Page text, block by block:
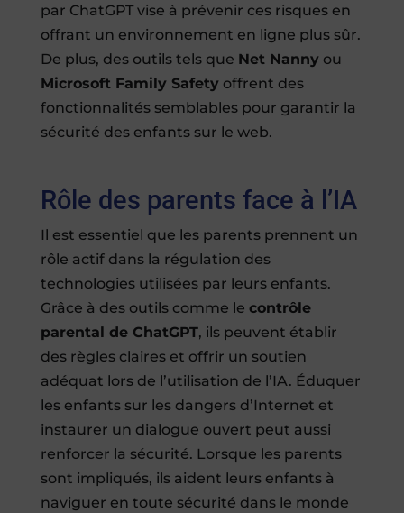
par ChatGPT vise à prévenir ces risques en
offrant un environnement en ligne plus sûr.
De plus, des outils tels que Net Nannyou
Microsoft Family Safetyoffrent des
fonctionnalités semblables pour garantir la
sécurité des enfants sur le web.
Rôle des parents face à l’IA
Il est essentiel que les parents prennent un
rôle actif dans la régulation des
technologies utilisées par leurs enfants.
Grâce à des outils comme le contrôle
parental de ChatGPT, ils peuvent établir
des règles claires et offrir un soutien
adéquat lors de l’utilisation de l’IA. Éduquer
les enfants sur les dangers d’Internet et
instaurer un dialogue ouvert peut aussi
renforcer la sécurité. Lorsque les parents
sont impliqués, ils aident leurs enfants à
naviguer en toute sécurité dans le monde